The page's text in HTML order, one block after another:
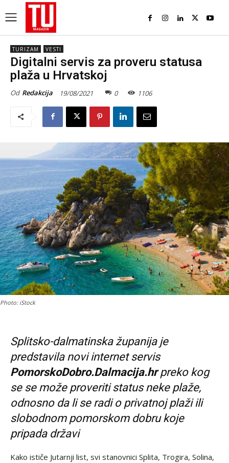
TURIZAM VESTI
Digitalni servis za proveru statusa
plaža u Hrvatskoj
Od Redakcija 19/08/2021 0 1106
Photo: iStock
Splitsko-dalmatinska županija je
predstavila novi internet servis
PomorskoDobro.Dalmacija.hrpreko kog
se se može proveriti status neke plaže,
odnosno da li se radi o privatnoj plaži ili
slobodnom pomorskom dobru koje
pripada državi
Kako ističe Jutarnji list, svi stanovnici Splita, Trogira, Solina,